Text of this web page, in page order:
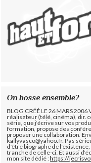
On bosse ensemble?
BLOG CRÉÉ LE 26 MARS
réalisateur (télé, cinéma), dir.
série, que j'écrive sur vos
formation, propose des
proposer une collaboration.
kallyvasco@yahoo.fr. Pas
d'être biographe de
tranche de celle-ci. Et aussi
mon site dédié :https://